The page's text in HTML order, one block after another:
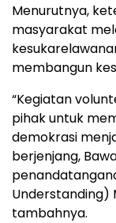
Menurutnya,
masyarakat
membangun
“Kegiatan
pihak untuk
demokrasi
berjenjang,
Understanding)
tambahnya.